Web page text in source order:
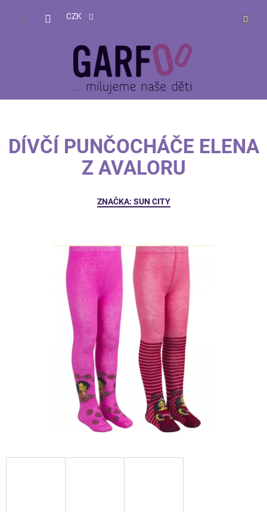
CZK
DÍVČÍ PUNČOCHÁČE ELENA
Z AVALORU
ZNAČKA: SUN CITY